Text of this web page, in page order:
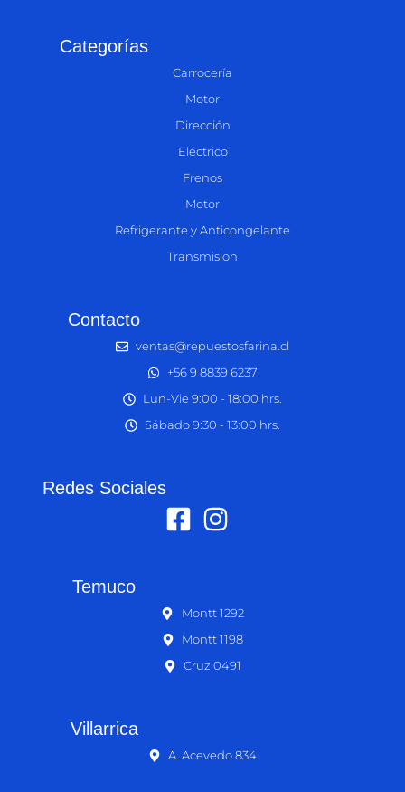
Categorías
Carrocería
Motor
Dirección
Eléctrico
Frenos
Motor
Refrigerante y Anticongelante
Transmision
Contacto
ventas@repuestosfarina.cl
+56 9 8839 6237
Lun-Vie 9:00 - 18:00 hrs.
Sábado 9:30 - 13:00 hrs.
Redes Sociales
Temuco
Montt 1292
Montt 1198
Cruz 0491
Villarrica
A. Acevedo 834